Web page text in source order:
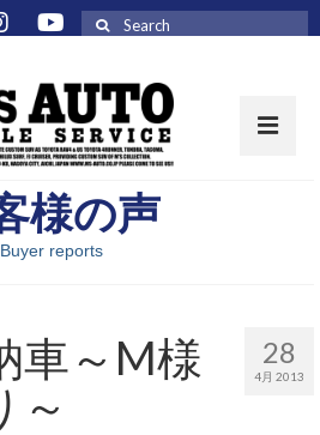
ツ一覧
様の声
Buyer reports
28
4月 2013
車～M様
～